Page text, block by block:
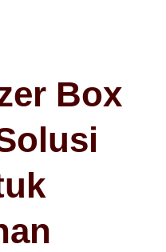
Box